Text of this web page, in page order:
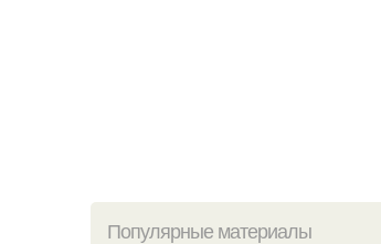
Популярные материалы